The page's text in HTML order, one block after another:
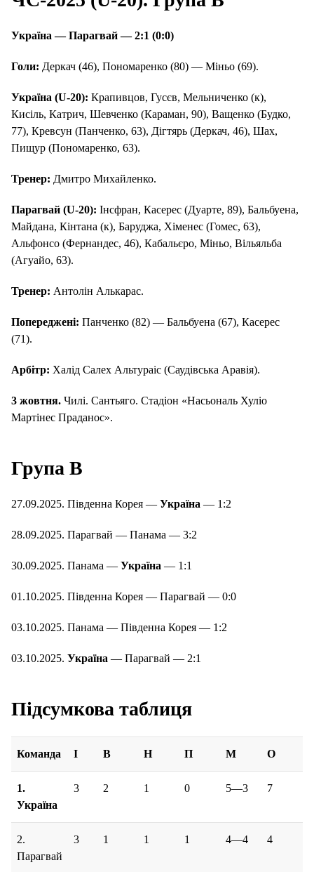
Україна — Парагвай — 2:1 (0:0)
Голи: Деркач (46), Пономаренко (80) — Міньо (69).
Україна (U-20): Крапивцов, Гусєв, Мельниченко (к),
Кисіль, Катрич, Шевченко (Караман, 90), Ващенко (Будко,
77), Кревсун (Панченко, 63), Дігтярь (Деркач, 46), Шах,
Пищур (Пономаренко, 63).
Тренер: Дмитро Михайленко.
Парагвай (U-20): Інсфран, Касерес (Дуарте, 89), Бальбуена,
Майдана, Кінтана (к), Баруджа, Хіменес (Гомес, 63),
Альфонсо (Фернандес, 46), Кабальєро, Міньо, Вільяльба
(Агуайо, 63).
Тренер: Антолін Алькарас.
Попереджені: Панченко (82) — Бальбуена (67), Касерес
(71).
Арбітр: Халід Салех Альтураіс (Саудівська Аравія).
3 жовтня. Чилі. Сантьяго. Стадіон «Насьональ Хуліо
Мартінес Праданос».
Група В
27.09.2025. Південна Корея — Україна — 1:2
28.09.2025. Парагвай — Панама — 3:2
30.09.2025. Панама — Україна — 1:1
01.10.2025. Південна Корея — Парагвай — 0:0
03.10.2025. Панама — Південна Корея — 1:2
03.10.2025. Україна — Парагвай — 2:1
Підсумкова таблиця
Команда І В Н П М О
1.
Україна
3 2 1 0 5—3 7
2.
Парагвай
3 1 1 1 4—4 4